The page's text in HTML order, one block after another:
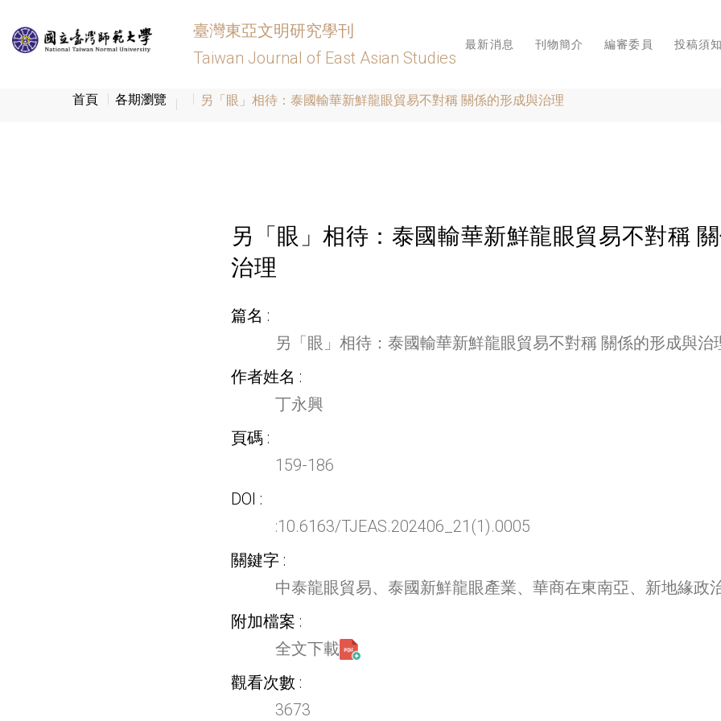
最新消息 刊物簡介 編審委員 投稿須
臺灣東亞文明研究學刊
Taiwan Journal of East Asian Studies
首頁 各期瀏覽 另「眼」相待：泰國輸華新鮮龍眼貿易不對稱 關係的形成與治理
另「眼」相待：泰國輸華新鮮龍眼貿易不對稱
治理
篇名
另「眼」相待：泰國輸華新鮮龍眼貿易不對稱 關係的形成與治
作者姓名
丁永興
頁碼
159-186
DOI
:10.6163/TJEAS.202406_21(1).0005
關鍵字
中泰龍眼貿易、泰國新鮮龍眼產業、華商在東南亞、新地緣政
附加檔案
全文下載
觀看次數
3673